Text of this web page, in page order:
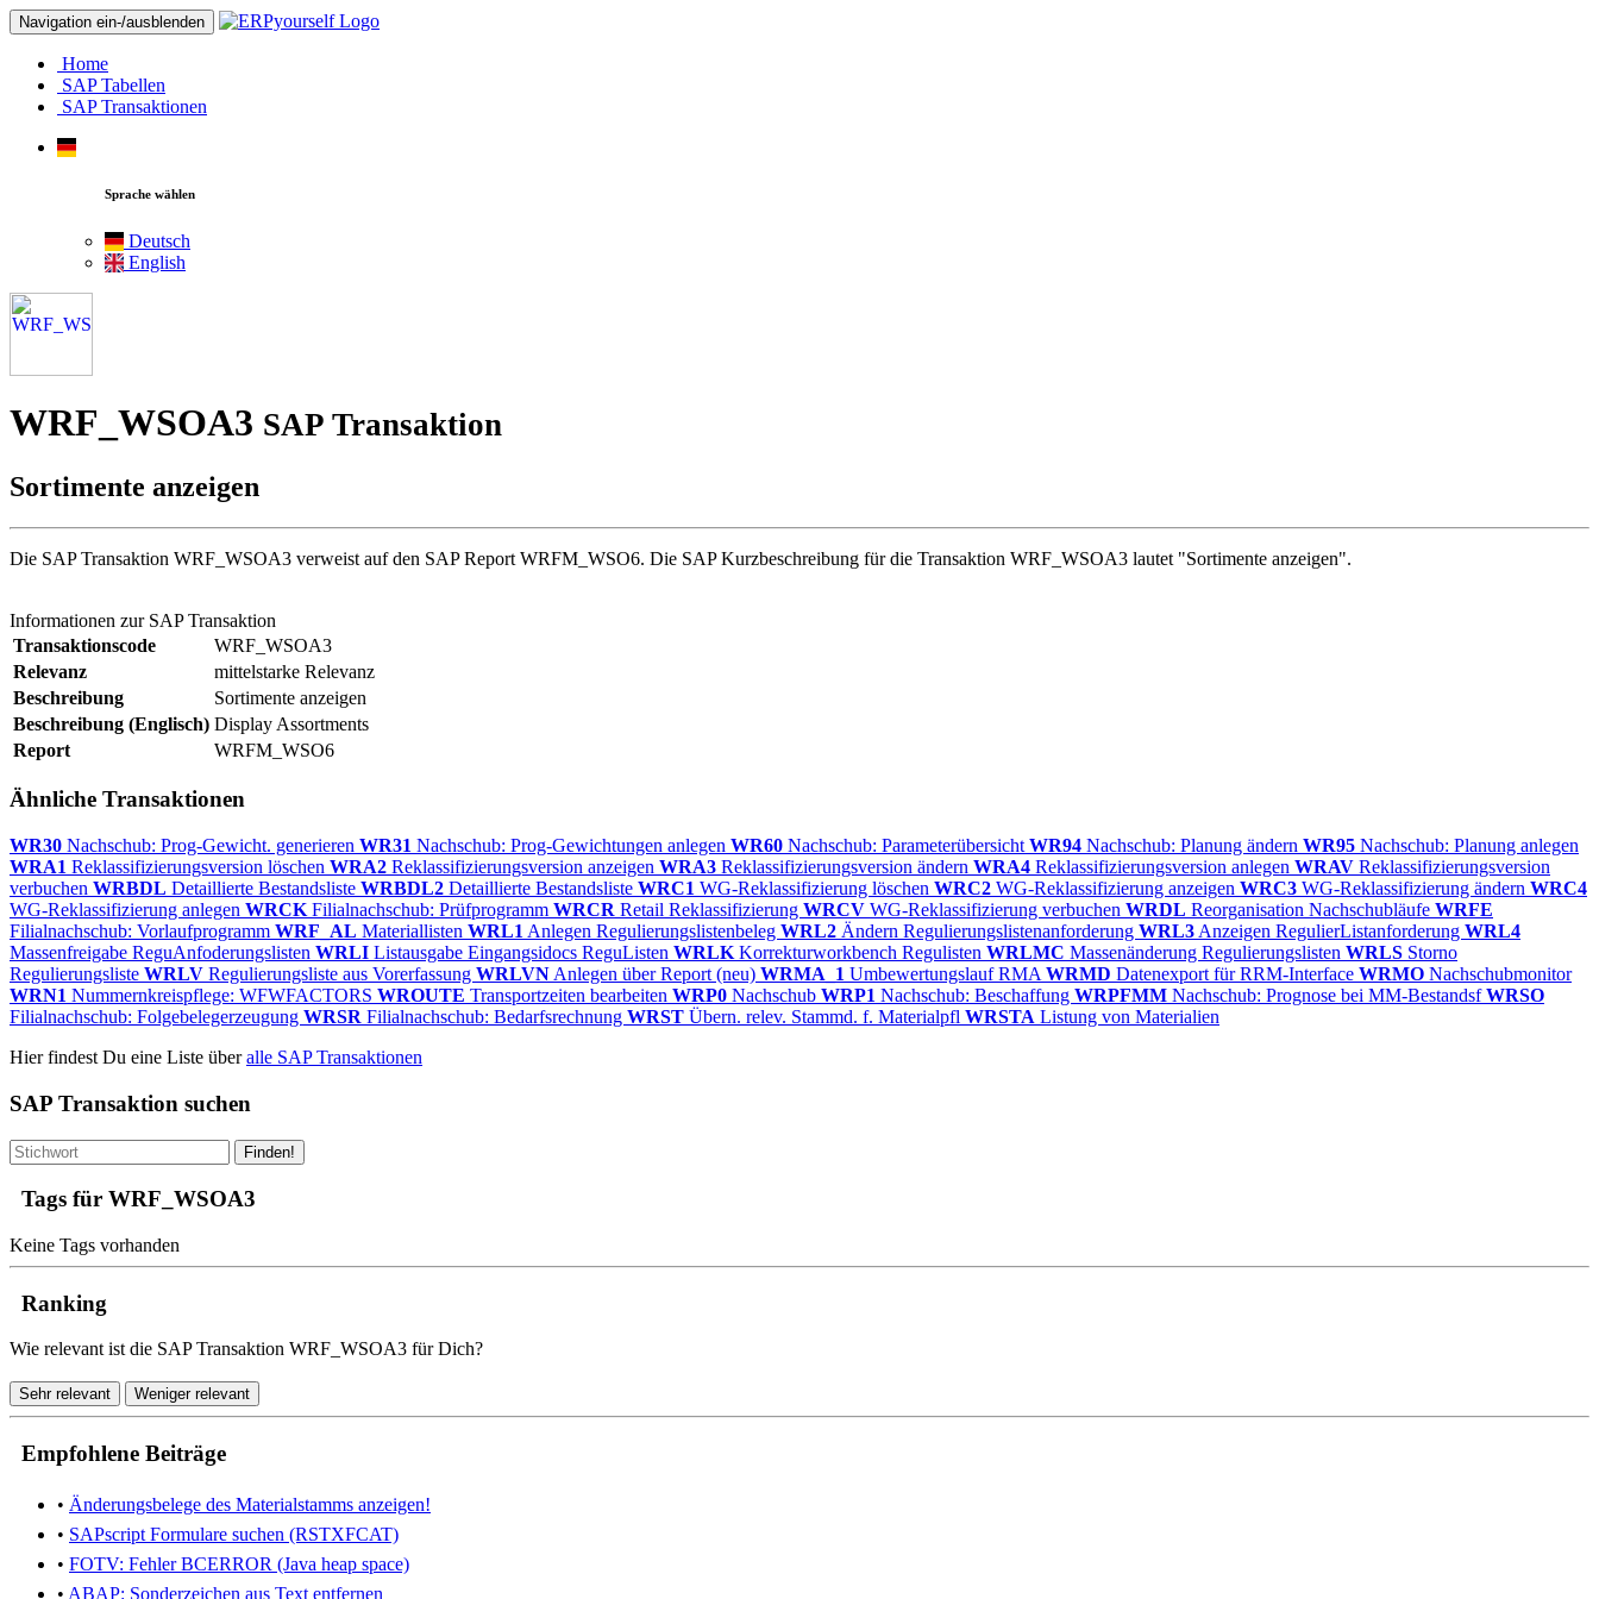
Navigation ein-/ausblenden
Home
SAP Tabellen
SAP Transaktionen
Sprache wählen
Deutsch
English
WRF_WSOA3 SAP Transaktion
Sortimente anzeigen
Die SAP Transaktion WRF_WSOA3 verweist auf den SAP Report WRFM_WSO6. Die SAP Kurzbeschreibung für die Transaktion WRF_WSOA3 lautet "Sortimente anzeigen".
Informationen zur SAP Transaktion
Transaktionscode
WRF_WSOA3
Relevanz
mittelstarke Relevanz
Beschreibung
Sortimente anzeigen
Beschreibung (Englisch) Display Assortments
Report
WRFM_WSO6
Ähnliche Transaktionen
WR30 Nachschub: Prog-Gewicht. generieren WR31 Nachschub: Prog-Gewichtungen anlegen WR60 Nachschub: Parameterübersicht WR94 Nachschub: Planung ändern WR95 Nachschub: Planung anlegen
WRA1 Reklassifizierungsversion löschen WRA2 Reklassifizierungsversion anzeigen WRA3 Reklassifizierungsversion ändern WRA4 Reklassifizierungsversion anlegen WRAV Reklassifizierungsversion
verbuchen WRBDL Detaillierte Bestandsliste WRBDL2 Detaillierte Bestandsliste WRC1 WG-Reklassifizierung löschen WRC2 WG-Reklassifizierung anzeigen WRC3 WG-Reklassifizierung ändern WRC4
WG-Reklassifizierung anlegen WRCK Filialnachschub: Prüfprogramm WRCR Retail Reklassifizierung WRCV WG-Reklassifizierung verbuchen WRDL Reorganisation Nachschubläufe WRFE
Filialnachschub: Vorlaufprogramm WRF_AL Materiallisten WRL1 Anlegen Regulierungslistenbeleg WRL2 Ändern Regulierungslistenanforderung WRL3 Anzeigen RegulierListanforderung WRL4
Massenfreigabe ReguAnfoderungslisten WRLI Listausgabe Eingangsidocs ReguListen WRLK Korrekturworkbench Regulisten WRLMC Massenänderung Regulierungslisten WRLS Storno
Regulierungsliste WRLV Regulierungsliste aus Vorerfassung WRLVN Anlegen über Report (neu) WRMA_1 Umbewertungslauf RMA WRMD Datenexport für RRM-Interface WRMO Nachschubmonitor
WRN1 Nummernkreispflege: WFWFACTORS WROUTE Transportzeiten bearbeiten WRP0 Nachschub WRP1 Nachschub: Beschaffung WRPFMM Nachschub: Prognose bei MM-BestandsfWRSO
Filialnachschub: Folgebelegerzeugung WRSR Filialnachschub: Bedarfsrechnung WRST Übern. relev. Stammd. f. Materialpfl WRSTA Listung von Materialien
Hier findest Du eine Liste überalle SAP Transaktionen
SAP Transaktion suchen
Finden!
Tags für WRF_WSOA3
Keine Tags vorhanden
Ranking
Wie relevant ist die SAP Transaktion WRF_WSOA3 für Dich?
Sehr relevant Weniger relevant
Empfohlene Beiträge
• Änderungsbelege des Materialstamms anzeigen!
• SAPscript Formulare suchen (RSTXFCAT)
• FOTV: Fehler BCERROR (Java heap space)
• ABAP: Sonderzeichen aus Text entfernen